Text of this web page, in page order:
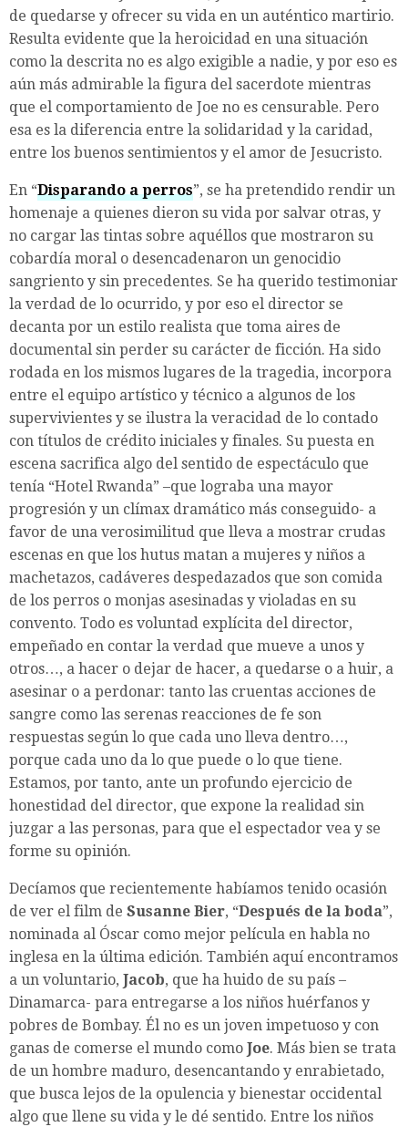
de quedarse y ofrecer su vida en un auténtico martirio.
Resulta evidente que la heroicidad en una situación
como la descrita no es algo exigible a nadie, y por eso es
aún más admirable la figura del sacerdote mientras
que el comportamiento de Joe no es censurable. Pero
esa es la diferencia entre la solidaridad y la caridad,
entre los buenos sentimientos y el amor de Jesucristo.
En “Disparando a perros”, se ha pretendido rendir un
homenaje a quienes dieron su vida por salvar otras, y
no cargar las tintas sobre aquéllos que mostraron su
cobardía moral o desencadenaron un genocidio
sangriento y sin precedentes. Se ha querido testimoniar
la verdad de lo ocurrido, y por eso el director se
decanta por un estilo realista que toma aires de
documental sin perder su carácter de ficción. Ha sido
rodada en los mismos lugares de la tragedia, incorpora
entre el equipo artístico y técnico a algunos de los
supervivientes y se ilustra la veracidad de lo contado
con títulos de crédito iniciales y finales. Su puesta en
escena sacrifica algo del sentido de espectáculo que
tenía “Hotel Rwanda” –que lograba una mayor
progresión y un clímax dramático más conseguido- a
favor de una verosimilitud que lleva a mostrar crudas
escenas en que los hutus matan a mujeres y niños a
machetazos, cadáveres despedazados que son comida
de los perros o monjas asesinadas y violadas en su
convento. Todo es voluntad explícita del director,
empeñado en contar la verdad que mueve a unos y
otros…, a hacer o dejar de hacer, a quedarse o a huir, a
asesinar o a perdonar: tanto las cruentas acciones de
sangre como las serenas reacciones de fe son
respuestas según lo que cada uno lleva dentro…,
porque cada uno da lo que puede o lo que tiene.
Estamos, por tanto, ante un profundo ejercicio de
honestidad del director, que expone la realidad sin
juzgar a las personas, para que el espectador vea y se
forme su opinión.
Decíamos que recientemente habíamos tenido ocasión
de ver el film de Susanne Bier, “Después de la boda”,
nominada al Óscar como mejor película en habla no
inglesa en la última edición. También aquí encontramos
a un voluntario, Jacob, que ha huido de su país –
Dinamarca- para entregarse a los niños huérfanos y
pobres de Bombay. Él no es un joven impetuoso y con
ganas de comerse el mundo como Joe. Más bien se trata
de un hombre maduro, desencantando y enrabietado,
que busca lejos de la opulencia y bienestar occidental
algo que llene su vida y le dé sentido. Entre los niños